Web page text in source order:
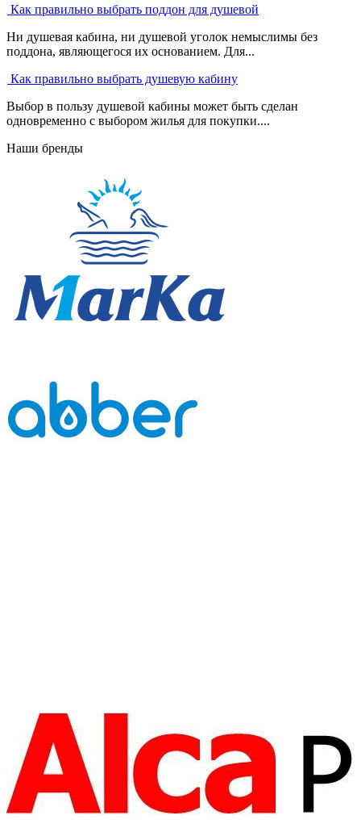
Как правильно выбрать поддон для душевой
Ни душевая кабина, ни душевой уголок немыслимы без
поддона, являющегося их основанием. Для...
Как правильно выбрать душевую кабину
Выбор в пользу душевой кабины может быть сделан
одновременно с выбором жилья для покупки....
Наши бренды